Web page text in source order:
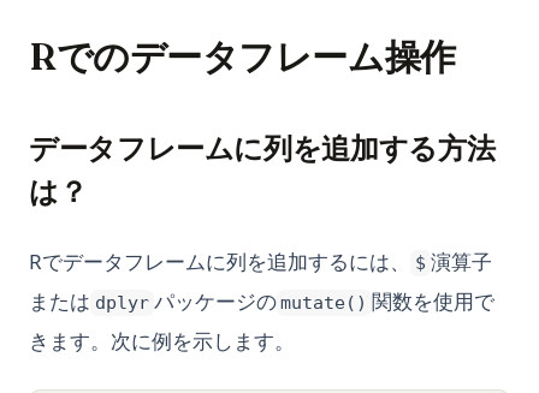
Rでのデータフレーム操作
データフレームに列を追加する方法
は？
Rでデータフレームに列を追加するには、 $ 演算子
または dplyr パッケージの mutate() 関数を使用で
きます。次に例を示します。